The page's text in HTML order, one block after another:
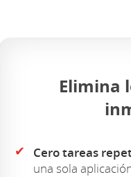
Elimina
✔ Cero tareas
una sola